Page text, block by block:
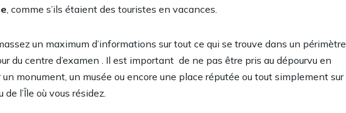
, comme s’ils étaient des touristes en vacances.
un maximum d’informations sur tout ce qui se trouve dans un périmètre
du centre d’examen . Il est important de ne pas être pris au dépourvu en
un monument, un musée ou encore une place réputée ou tout simplement sur
de l’Île où vous résidez.